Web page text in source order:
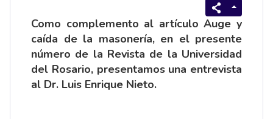
Como complemento al artículo Auge y
caída de la masonería, en el presente
número de la Revista de la Universidad
del Rosario, presentamos una entrevista
al Dr. Luis Enrique Nieto.